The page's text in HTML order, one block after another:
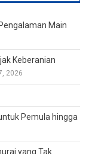
Main
Keberanian
2026
Pemula hingga
yang Tak